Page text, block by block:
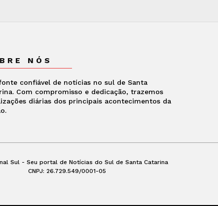
NÓS
confiável de notícias no sul de Santa
Com compromisso e dedicação, trazemos
diárias dos principais acontecimentos da
Sul - Seu portal de Notícias do Sul de Santa Catarina
CNPJ: 26.729.549/0001-05